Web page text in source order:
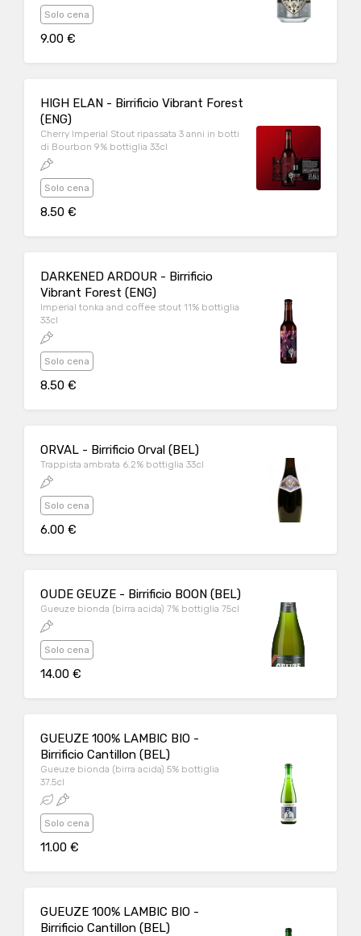
Solo cena
9.00 €
HIGH ELAN - Birrificio Vibrant Forest
(ENG)
Cherry Imperial Stout ripassata 3 anni in botti
di Bourbon 9% bottiglia 33cl
Solo cena
8.50 €
DARKENED ARDOUR - Birrificio
Vibrant Forest (ENG)
Imperial tonka and coffee stout 11% bottiglia
33cl
Solo cena
8.50 €
ORVAL - Birrificio Orval (BEL)
Trappista ambrata 6.2% bottiglia 33cl
Solo cena
6.00 €
OUDE GEUZE - Birrificio BOON (BEL)
Gueuze bionda (birra acida) 7% bottiglia 75cl
Solo cena
14.00 €
GUEUZE 100% LAMBIC BIO -
Birrificio Cantillon (BEL)
Gueuze bionda (birra acida) 5% bottiglia
37.5cl
Solo cena
11.00 €
GUEUZE 100% LAMBIC BIO -
Birrificio Cantillon (BEL)